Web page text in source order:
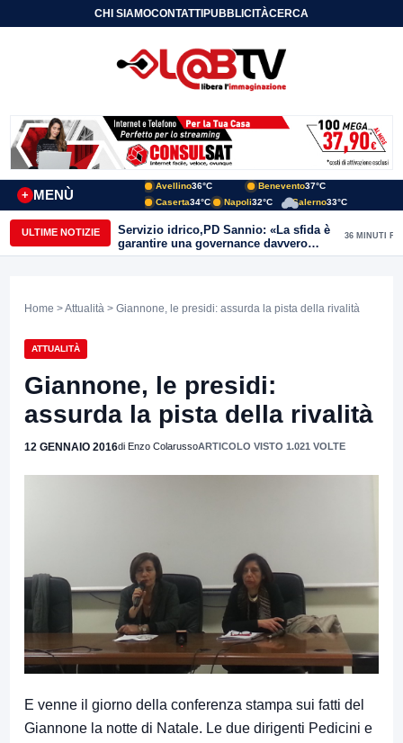
CHI SIAMOCONTATTIPUBBLICITÀCERCA
MENÙ
+
Avellino36°C Benevento37°C
Caserta34°C Napoli32°C Salerno33°C
ULTIME NOTIZIE
Servizio idrico,PD Sannio: «La sfida è
garantire una governance davvero
pubblica»
36 MINUTI FA
Home >Attualità > Giannone, le presidi: assurda la pista della rivalità
ATTUALITÀ
Giannone, le presidi:
assurda la pista della rivalità
12 GENNAIO 2016di Enzo ColarussoARTICOLO VISTO 1.021 VOLTE
E venne il giorno della conferenza stampa sui fatti del
Giannone la notte di Natale. Le due dirigenti Pedicini e